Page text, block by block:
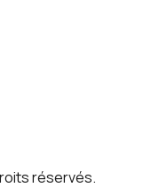
réservés.